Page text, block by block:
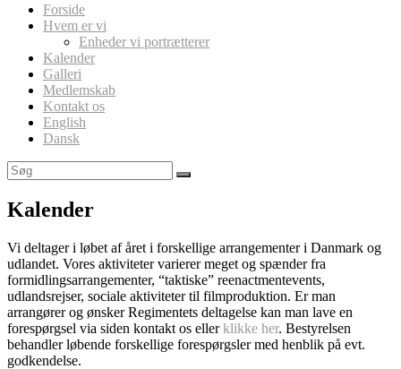
Forside
Hvem er vi
Enheder vi portrætterer
Kalender
Galleri
Medlemskab
Kontakt os
English
Dansk
Kalender
Vi deltager i løbet af året i forskellige arrangementer i Danmark og
udlandet. Vores aktiviteter varierer meget og spænder fra
formidlingsarrangementer, “taktiske” reenactmentevents,
udlandsrejser, sociale aktiviteter til filmproduktion. Er man
arrangører og ønsker Regimentets deltagelse kan man lave en
forespørgsel via siden kontakt os ellerklikke her. Bestyrelsen
behandler løbende forskellige forespørgsler med henblik på evt.
godkendelse.